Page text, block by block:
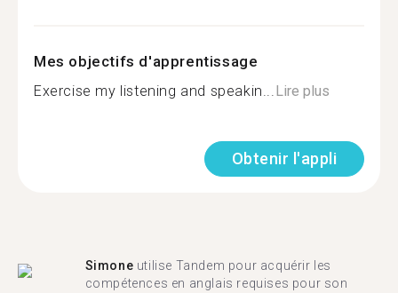
Mes objectifs d'apprentissage
Exercise my listening and speakin...Lire plus
Obtenir l'appli
Simone utilise Tandem pour acquérir les
compétences en anglais requises pour son